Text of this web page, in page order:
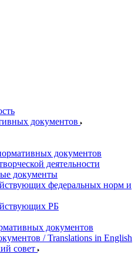
документов
документов
деятельности
документы
федеральных норм и
РБ
документов
/ Translations in English
совет